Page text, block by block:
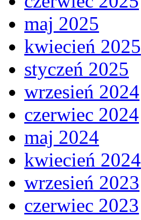
maj 2025
kwiecień 2025
styczeń 2025
wrzesień 2024
czerwiec 2024
maj 2024
kwiecień 2024
wrzesień 2023
czerwiec 2023